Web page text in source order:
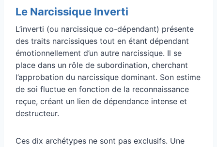
Le Narcissique Inverti
L’inverti (ou narcissique co-dépendant) présente
des traits narcissiques tout en étant dépendant
émotionnellement d’un autre narcissique. Il se
place dans un rôle de subordination, cherchant
l’approbation du narcissique dominant. Son estime
de soi fluctue en fonction de la reconnaissance
reçue, créant un lien de dépendance intense et
destructeur.
Ces dix archétypes ne sont pas exclusifs. Une